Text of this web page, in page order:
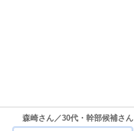
森崎さん／30代・幹部候補さん